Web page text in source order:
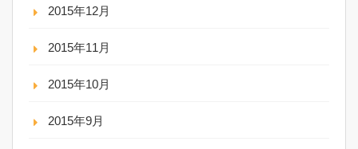
2015年12月
2015年11月
2015年10月
2015年9月